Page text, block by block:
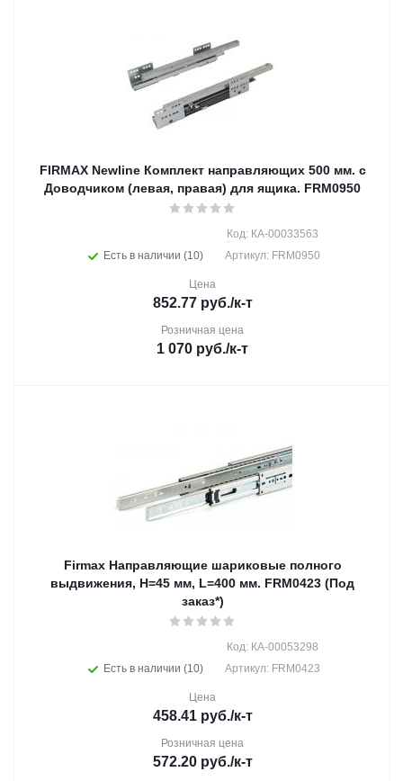
FIRMAX Newline Комплект направляющих 500 мм. с
Доводчиком (левая, правая) для ящика. FRM0950
Есть в наличии (10)
Код: КА-00033563
Артикул: FRM0950
Цена
852.77руб./к-т
Розничная цена
1 070 руб./к-т
Firmax Направляющие шариковые полного
выдвижения, H=45 мм, L=400 мм. FRM0423 (Под
заказ*)
Есть в наличии (10)
Код: КА-00053298
Артикул: FRM0423
Цена
458.41руб./к-т
Розничная цена
572.20руб./к-т